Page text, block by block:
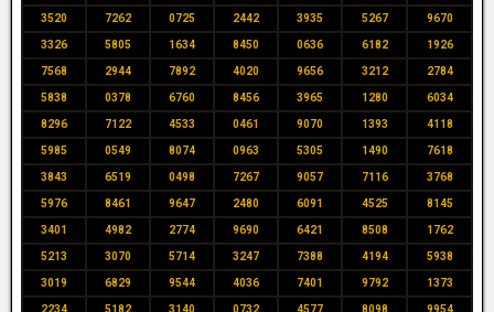
3520 7262 0725 2442 3935 5267 9670
3326 5805 1634 8450 0636 6182 1926
7568 2944 7892 4020 9656 3212 2784
5838 0378 6760 8456 3965 1280 6034
8296 7122 4533 0461 9070 1393 4118
5985 0549 8074 0963 5305 1490 7618
3843 6519 0498 7267 9057 7116 3768
5976 8461 9647 2480 6091 4525 8145
3401 4982 2774 9690 6421 8508 1762
5213 3070 5714 3247 7388 4194 5938
3019 6829 9544 4036 7401 9792 1373
2234 5182 3140 0732 4577 8098 9954